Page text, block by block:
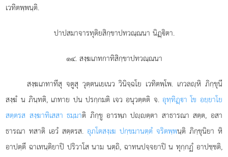
เวทิตพฺพนฺติ.
ปาปสมาจารทุติยสิกฺขาปทวณฺณนา นิฏฺิตา.
๑๔. สงฺฆเภทกาทิสิกฺขาปทวณฺณนา
สงฺฆเภทาทีสุ จตูสุ วุตฺตนเยเนว วินิจฺฉโย เวทิตพฺโพ. เกวลฺหิ ภิกฺขุนี
สงฺฆํ น ภินฺทติ, เภทาย ปน ปรกฺกมติ เจว อนุวตฺตติ จ.อุทฺทิฏฺา โข อยฺยาโย
สตฺตรส สงฺฆาทิเสสา ธมฺมาติ ภิกฺขู อารพฺภ ปฺตฺตา สาธารณา สตฺต, อสา
ธารณา ทสาติ เอวํ สตฺตรส. อุภโตสงฺเฆ ปกฺขมานตฺตํ จริตพฺพนฺติ ภิกฺขุนิยา หิ
อาปตฺตึ ฉาเทนฺติยาปิ ปริวาโส นาม นตฺถิ, ฉาทนปจฺจยาปิ น ทุกฺกฏํ อาปชฺชติ,